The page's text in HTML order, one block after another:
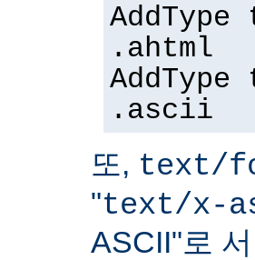
.ahtml
.ascii
또, text/
"text/x-
ASCII"로